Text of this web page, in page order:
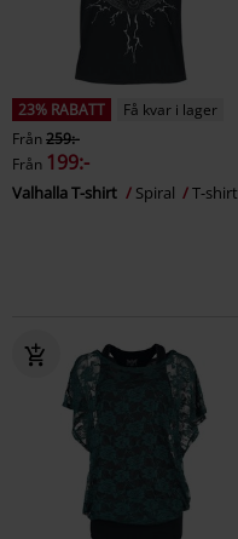
23% RABATT
Få kvar i lager
Från259:-
Från 199:-
Valhalla T-shirt Spiral T-shirt